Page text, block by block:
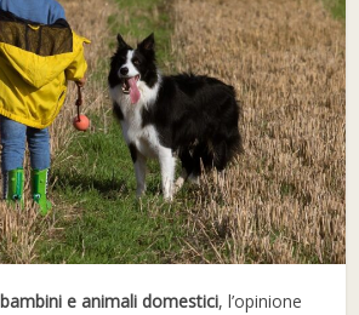
bambini e animali domestici, l’opinione